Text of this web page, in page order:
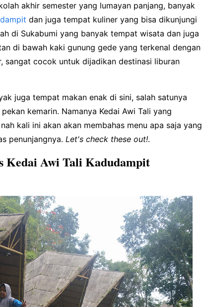
akhir semester yang lumayan panjang, banyak
dan juga tempat kuliner yang bisa dikunjungi
di Sukabumi yang banyak tempat wisata dan juga
di bawah kaki gunung gede yang terkenal dengan
sangat cocok untuk dijadikan destinasi liburan
juga tempat makan enak di sini, salah satunya
kemarin. Namanya Kedai Awi Tali yang
kali ini akan akan membahas menu apa saja yang
penunjangnya. Let's check these out!.
Kedai Awi Tali Kadudampit